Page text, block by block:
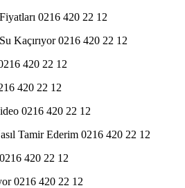
0216 420 22 12
Kaçırıyor 0216 420 22 12
420 22 12
420 22 12
0216 420 22 12
Tamir Ederim 0216 420 22 12
420 22 12
0216 420 22 12